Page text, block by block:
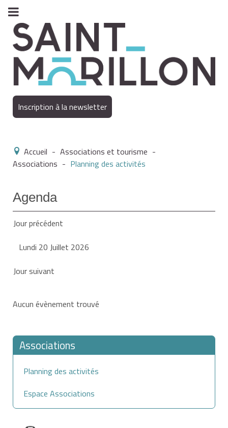
Inscription à la newsletter
Accueil - Associations et tourisme -
Associations - Planning des activités
Agenda
Jour précédent
Lundi 20 Juillet 2026
Jour suivant
Aucun évènement trouvé
Associations
Planning des activités
Espace Associations